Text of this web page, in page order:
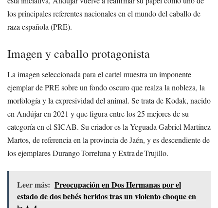
los principales referentes nacionales en el mundo del caballo de
raza española (PRE).
Imagen y caballo protagonista
La imagen seleccionada para el cartel muestra un imponente
ejemplar de PRE sobre un fondo oscuro que realza la nobleza, la
morfología y la expresividad del animal. Se trata de Kodak, nacido
en Andújar en 2021 y que figura entre los 25 mejores de su
categoría en el SICAB. Su criador es la Yeguada Gabriel Martínez
Martos, de referencia en la provincia de Jaén, y es descendiente de
los ejemplares Durango Torreluna y Extra de Trujillo.
Leer más: Preocupación en Dos Hermanas por el
estado de dos bebés heridos tras un violento choque en